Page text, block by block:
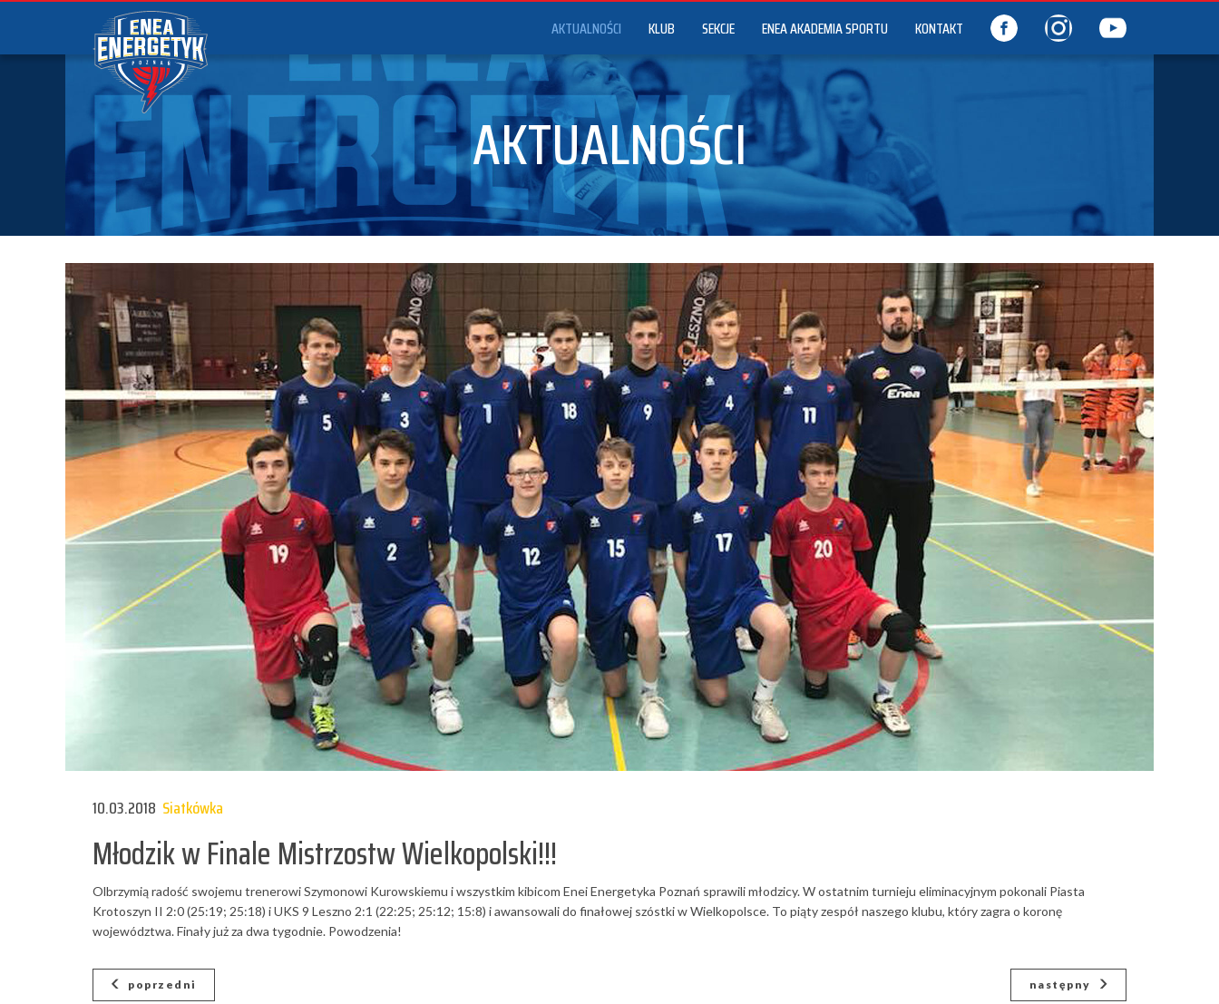
AKTUALNOŚCI KLUB SEKCJE ENEA AKADEMIA SPORTU KONTAKT
AKTUALNOŚCI
10.03.2018 Siatkówka
Młodzik w Finale Mistrzostw Wielkopolski!!!
Olbrzymią radość swojemu trenerowi Szymonowi Kurowskiemu i wszystkim kibicom Enei Energetyka Poznań sprawili młodzicy. W ostatnim turnieju eliminacyjnym pokonali Piasta
Krotoszyn II 2:0 (25:19; 25:18) i UKS 9 Leszno 2:1 (22:25; 25:12; 15:8) i awansowali do finałowej szóstki w Wielkopolsce. To piąty zespół naszego klubu, który zagra o koronę
województwa. Finały już za dwa tygodnie. Powodzenia!
poprzedni następny